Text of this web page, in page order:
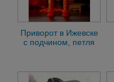
Приворот в Ижевске
с подчином, петля